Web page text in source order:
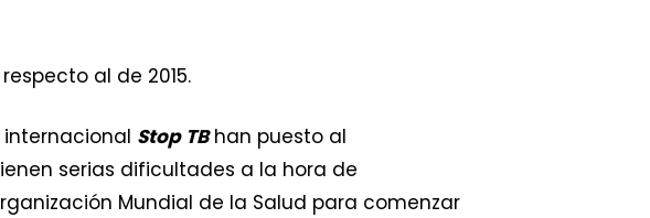
al de 2015.
Stop TBhan puesto al
serias dificultades a la hora de
Mundial de la Salud para comenzar